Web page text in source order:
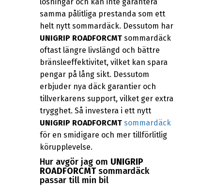
samma pålitliga prestanda som ett
helt nytt sommardäck. Dessutom har
UNIGRIP ROADFORCMTsommardäck
oftast längre livslängd och bättre
bränsleeffektivitet, vilket kan spara
pengar på lång sikt. Dessutom
erbjuder nya däck garantier och
tillverkarens support, vilket ger extra
trygghet. Så investera i ett nytt
UNIGRIP ROADFORCMT sommardäck
för en smidigare och mer tillförlitlig
körupplevelse.
Hur avgör jag om UNIGRIP
ROADFORCMTsommardäck
passar till min bil